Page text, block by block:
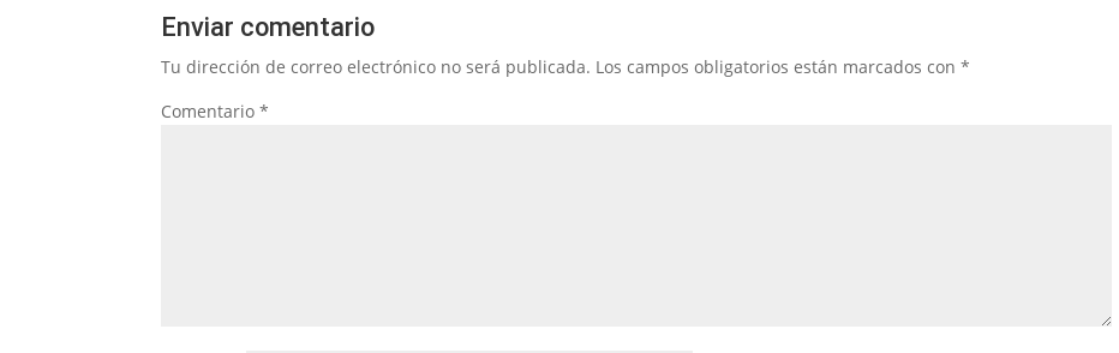
Enviar comentario
Tu dirección de correo electrónico no será publicada. Los campos obligatorios están marcados con*
Comentario*